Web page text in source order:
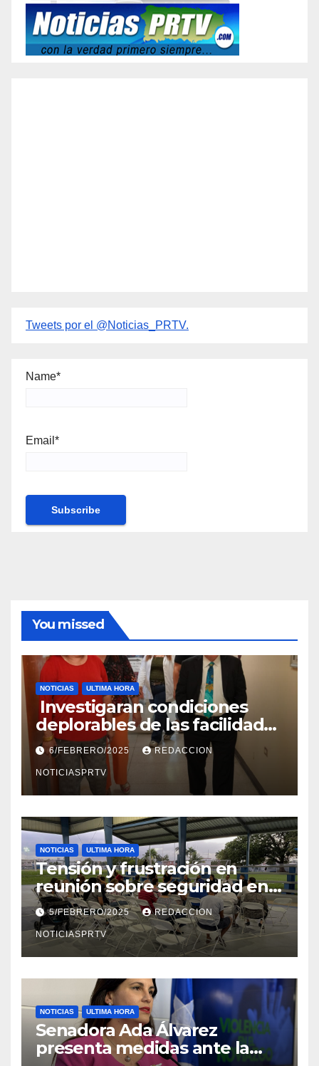
Tweets por el @Noticias_PRTV.
Name*
Email*
You missed
NOTICIAS ULTIMA HORA
Investigaran condiciones
deplorables de las facilidades
el Departamento de la Salud
en Mayagüez
6/FEBRERO/2025 REDACCION
NOTICIASPRTV
NOTICIAS ULTIMA HORA
Tensión y frustración en
reunión sobre seguridad en
Reparto Metropolitano
5/FEBRERO/2025 REDACCION
NOTICIASPRTV
NOTICIAS ULTIMA HORA
Senadora Ada Álvarez
presenta medidas ante la